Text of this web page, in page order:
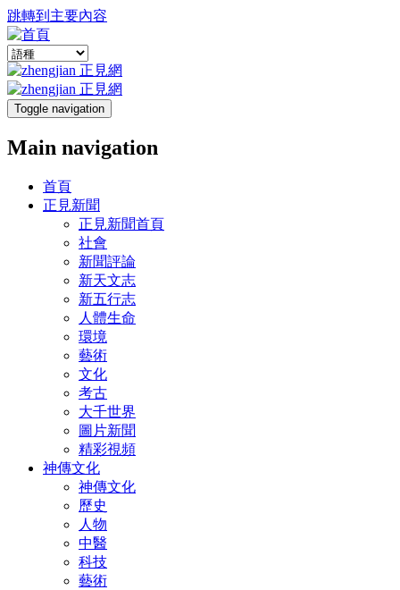
跳轉到主要內容
Toggle navigation
Main navigation
首頁
正見新聞
正見新聞首頁
社會
新聞評論
新天文志
新五行志
人體生命
環境
藝術
文化
考古
大千世界
圖片新聞
精彩視頻
神傳文化
神傳文化
歷史
人物
中醫
科技
藝術